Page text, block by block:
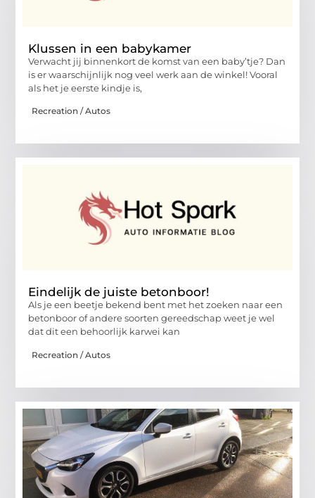
Klussen in een babykamer
Verwacht jij binnenkort de komst van een baby’tje? Dan
is er waarschijnlijk nog veel werk aan de winkel! Vooral
als het je eerste kindje is,
Recreation / Autos
Eindelijk de juiste betonboor!
Als je een beetje bekend bent met het zoeken naar een
betonboor of andere soorten gereedschap weet je wel
dat dit een behoorlijk karwei kan
Recreation / Autos